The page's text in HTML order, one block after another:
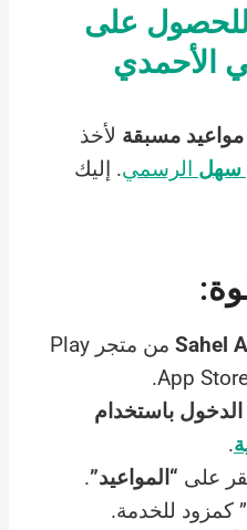
على
الأحمدي
مسبقة لأخذ
سهل الرسمي. إليك
من متجر Play
باستخدام
.
على “المواعيد”.
” كمزود للخدمة.